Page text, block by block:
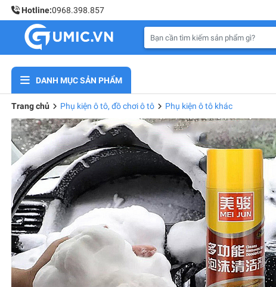
Hotline:0968.398.857
DANH MỤC SẢN PHẨM
Trang chủ Phụ kiện ô tô, đồ chơi ô tô Phụ kiện ô tô khác